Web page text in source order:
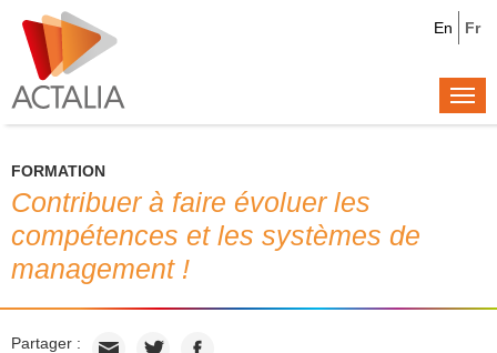
Fr
En
FORMATION
Contribuer à faire évoluer les
compétences et les systèmes de
management !
Partager :